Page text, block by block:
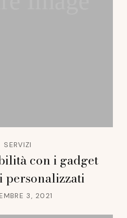
SERVIZI
con i gadget
personalizzati
3, 2021